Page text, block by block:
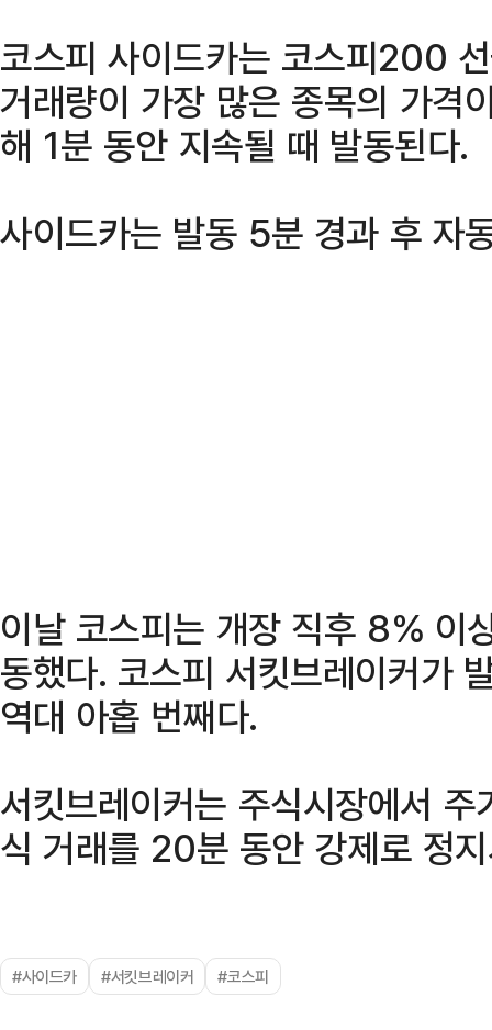
코스피 사이드카는 코스피200
거래량이 가장 많은 종목의 가격
해 1분 동안 지속될 때 발동된다.
사이드카는 발동 5분 경과 후 자
이날 코스피는 개장 직후 8% 이
동했다. 코스피 서킷브레이커가
역대 아홉 번째다.
서킷브레이커는 주식시장에서
식 거래를 20분 동안 강제로 정
#사이드카 #서킷브레이커 #코스피